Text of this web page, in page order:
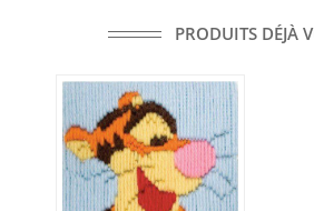
PRODUITS DÉJÀ